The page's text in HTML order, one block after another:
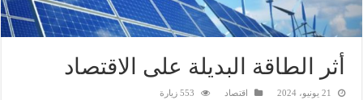
أثر الطاقة البديلة على الاقتصاد
21 يونيو، 2024 اقتصاد 553 زيارة